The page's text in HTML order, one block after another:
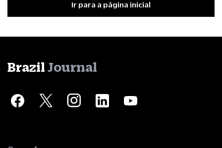
Ir para a página inicial
Brazil Journal